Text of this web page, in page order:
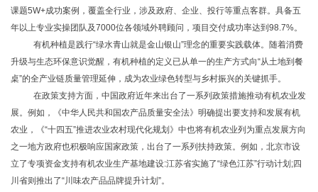
课题5W+成功案例，覆盖全行业，涉及政府、企业、投行等重点客群。具备五
年以上专业实操团队及7000位各领域外聘顾问，项目交付成功率达到98.7%。
有机种植是践行“绿水青山就是金山银山”理念的重要实践载体。随着消费
升级与生态环保意识觉醒，有机种植的定义已从单一的生产方式向“从土地到餐
桌”的全产业链质量管理延伸，成为农业绿色转型与乡村振兴的关键抓手。
在政策支持方面，中国政府近年来出台了一系列政策措施推动有机农业发
展。例如，《中华人民共和国农产品质量安全法》明确提出要支持和发展有机
农业，《“十四五”推进农业农村现代化规划》中也将有机农业列为重点发展方向
之一地方政府也积极响应国家政策，出台了一系列扶持政策。例如，北京市设
立了专项资金支持有机农业生产基地建设:江苏省实施了“绿色江苏”行动计划;四
川省则推出了“川味农产品品牌提升计划”。